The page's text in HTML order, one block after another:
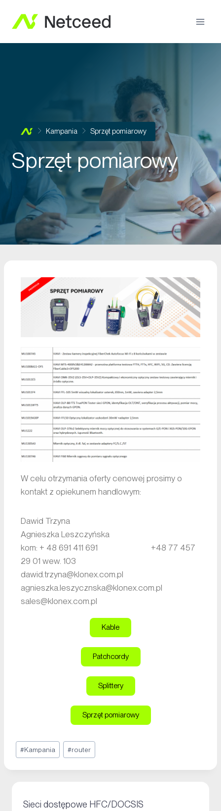
Kampania Sprzęt pomiarowy
Sprzęt pomiarowy
W celu otrzymania oferty cenowej prosimy o
kontakt z opiekunem handlowym:
Dawid Trzyna
Agnieszka Leszczyńska
kom: + 48 691 411 691 +48 77 457
29 01 wew. 103
dawid.trzyna@klonex.com.pl
agnieszka.leszycznska@klonex.com.pl
sales@klonex.com.pl
Kable
Patchcordy
Splittery
Sprzęt pomiarowy
#Kampania #router
Sieci dostępowe HFC/DOCSIS